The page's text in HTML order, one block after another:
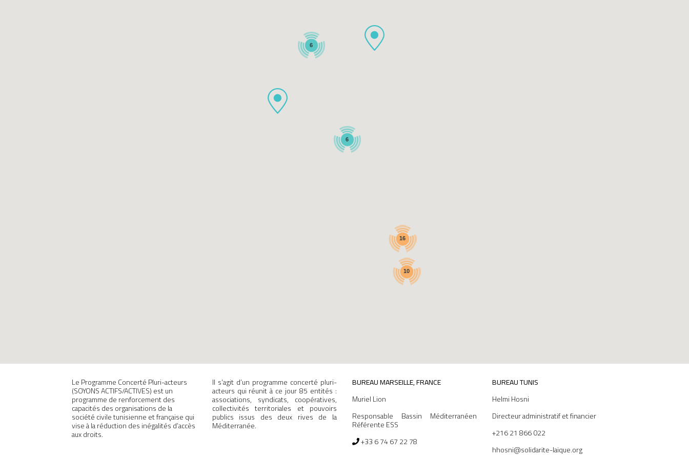
Le Programme Concerté Pluri-acteurs
(SOYONS ACTIFS/ACTIVES) est un
programme de renforcement des
capacités des organisations de la
société civile tunisienne et française qui
vise à la réduction des inégalités d’accès
aux droits.
Il s’agit d’un programme concerté pluri-
acteurs qui réunit à ce jour 85 entités :
associations, syndicats, coopératives,
collectivités territoriales et pouvoirs
publics issus des deux rives de la
Méditerranée.
BUREAU MARSEILLE, FRANCE
Muriel Lion
Responsable Bassin Méditerranéen
Référente ESS
+33 6 74 67 22 78
BUREAU TUNIS
Helmi Hosni
Directeur administratif et financier
+216 21 866 022
hhosni@solidarite-laique.org